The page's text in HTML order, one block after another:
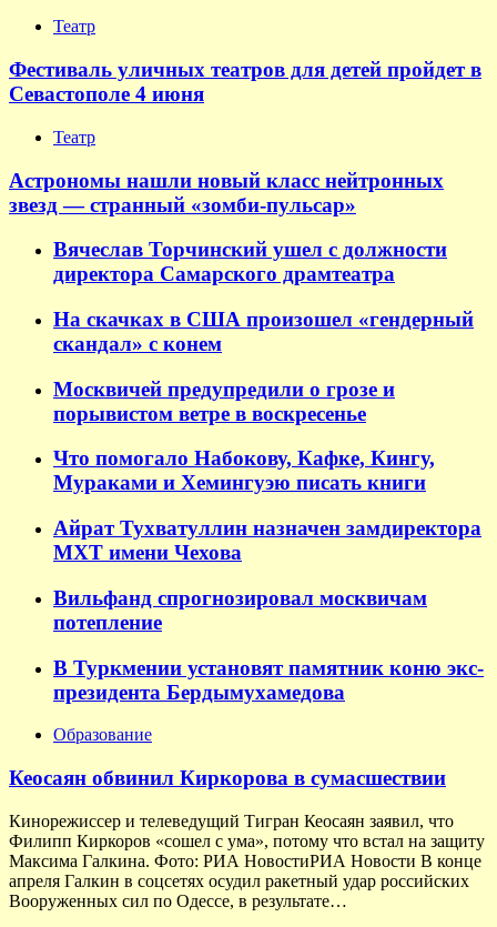
Театр
Фестиваль уличных театров для детей пройдет в
Севастополе 4 июня
Театр
Астрономы нашли новый класс нейтронных
звезд — странный «зомби-пульсар»
Вячеслав Торчинский ушел с должности
директора Самарского драмтеатра
На скачках в США произошел «гендерный
скандал» с конем
Москвичей предупредили о грозе и
порывистом ветре в воскресенье
Что помогало Набокову, Кафке, Кингу,
Мураками и Хемингуэю писать книги
Айрат Тухватуллин назначен замдиректора
МХТ имени Чехова
Вильфанд спрогнозировал москвичам
потепление
В Туркмении установят памятник коню экс-
президента Бердымухамедова
Образование
Кеосаян обвинил Киркорова в сумасшествии
Кинорежиссер и телеведущий Тигран Кеосаян заявил, что
Филипп Киркоров «сошел с ума», потому что встал на защиту
Максима Галкина. Фото: РИА НовостиРИА Новости В конце
апреля Галкин в соцсетях осудил ракетный удар российских
Вооруженных сил по Одессе, в результате…